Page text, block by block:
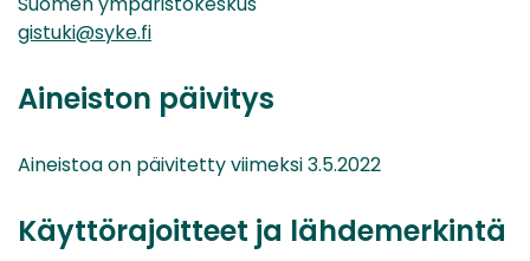
gistuki@syke.fi
Aineiston päivitys
Aineistoa on päivitetty viimeksi 3.5.2022
Käyttörajoitteet ja lähdemerkintä